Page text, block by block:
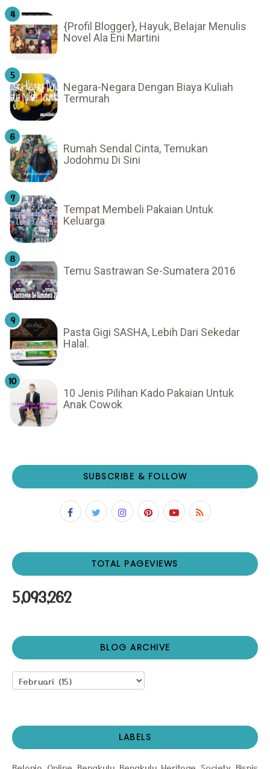
{Profil Blogger}, Hayuk, Belajar Menulis
Novel Ala Eni Martini
Negara-Negara Dengan Biaya Kuliah
Termurah
Rumah Sendal Cinta, Temukan
Jodohmu Di Sini
Tempat Membeli Pakaian Untuk
Keluarga
Temu Sastrawan Se-Sumatera 2016
Pasta Gigi SASHA, Lebih Dari Sekedar
Halal.
10 Jenis Pilihan Kado Pakaian Untuk
Anak Cowok
SUBSCRIBE & FOLLOW
TOTAL PAGEVIEWS
5,093,262
BLOG ARCHIVE
LABELS